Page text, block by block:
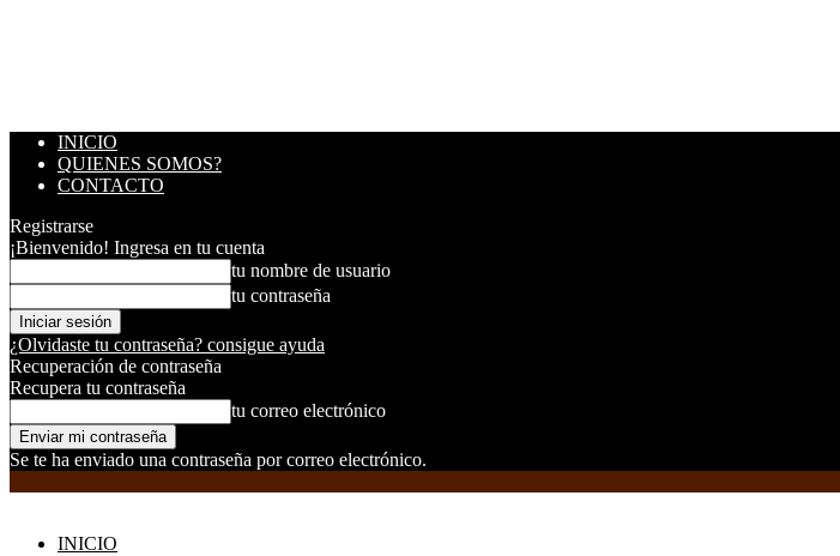
INICIO
QUIENES SOMOS?
CONTACTO
Registrarse
¡Bienvenido! Ingresa en tu cuenta
tu nombre de usuario
tu contraseña
¿Olvidaste tu contraseña? consigue ayuda
Recuperación de contraseña
Recupera tu contraseña
tu correo electrónico
Se te ha enviado una contraseña por correo electrónico.
INICIO